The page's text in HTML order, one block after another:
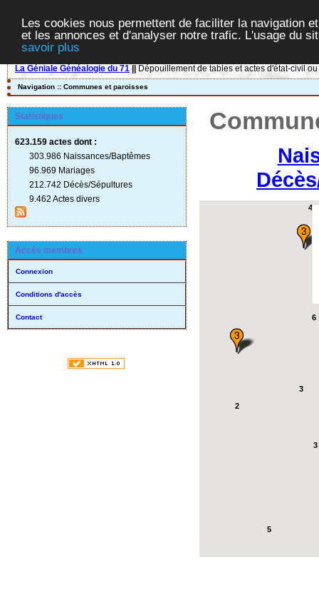
Les cookies nous permettent de faciliter la navigation
et les annonces et d'analyser notre trafic. L'usage du
savoir plus
La Géniale Généalogie du 71 Dépouillement de tables et actes d'état-civil
Navigation :: Communes et paroisses
Statistiques
623.159 actes dont :
303.986 Naissances/Baptêmes
96.969 Mariages
212.742 Décès/Sépultures
9.462 Actes divers
Accès membres
Connexion
Conditions d'accès
Contact
4
6
5
2
3
3